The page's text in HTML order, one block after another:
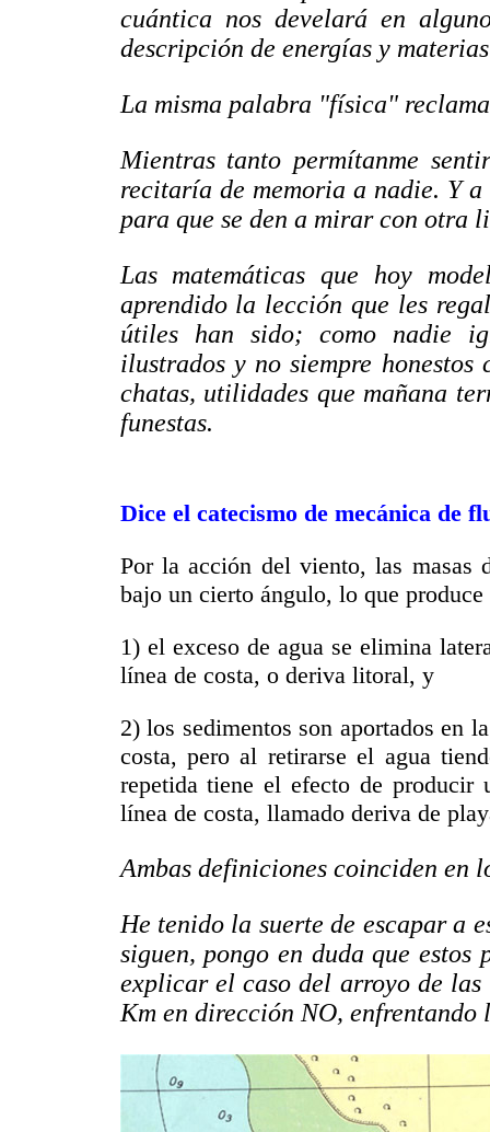
cuántica nos develará en
descripción de energías y
La misma palabra "física"
Mientras tanto permítanme
recitaría de memoria a nadie. Y
para que se den a mirar con otra
Las matemáticas que hoy
aprendido la lección que les
útiles han sido; como nadie
ilustrados y no siempre
chatas, utilidades que mañana
funestas.
Dice el catecismo de mecánica de
Por la acción del viento, las masas
bajo un cierto ángulo, lo que produce
1) el exceso de agua se elimina
línea de costa, o deriva litoral, y
2) los sedimentos son aportados en
costa, pero al retirarse el agua
repetida tiene el efecto de producir
línea de costa, llamado deriva de
Ambas definiciones coinciden en
He tenido la suerte de escapar a
siguen, pongo en duda que
explicar el caso del arroyo de las
Km en dirección NO,